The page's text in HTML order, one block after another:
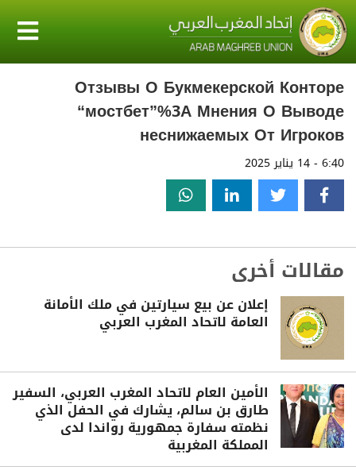
Отзывы О Букмекерской Конторе
“мостбет”%3A Мнения О Выводе
неснижаемых От Игроков
6:40 - 14 يناير 2025
مقالات أخرى
إعلان عن بيع سيارتين في ملك الأمانة
العامة لاتحاد المغرب العربي
الأمين العام لاتحاد المغرب العربي، السفير
طارق بن سالم، يشارك في الحفل الذي
نظمته سفارة جمهورية رواندا لدى
المملكة المغربية